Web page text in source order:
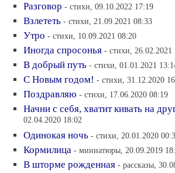
Разговор - стихи, 09.10.2022 17:19
Взлететь - стихи, 21.09.2021 08:33
Утро - стихи, 10.09.2021 08:20
Иногда спросонья - стихи, 26.02.2021
В добрый путь - стихи, 01.01.2021
С Новым годом! - стихи, 31.12.2020
Поздравляю - стихи, 17.06.2020 08:19
Начни с себя, хватит кивать на
02.04.2020 18:02
Одинокая ночь - стихи, 20.01.2020
Кормилица - миниатюры, 20.09.2019
В шторме рожденная - рассказы,